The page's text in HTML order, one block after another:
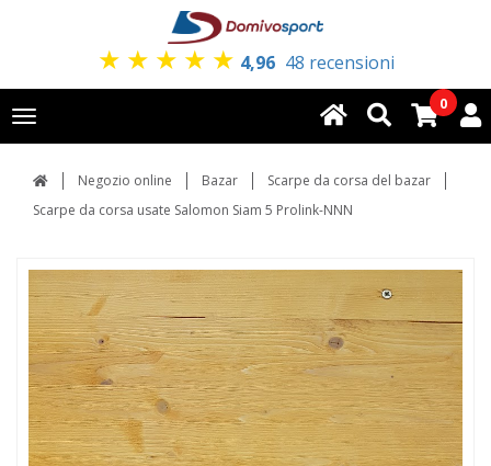
★ ★ ★ ★ ★ 4,96 48 recensioni
Toggle
navigation
0
Negozio online Bazar
Scarpe da corsa del bazar
Scarpe da corsa usate Salomon Siam 5 Prolink-NNN